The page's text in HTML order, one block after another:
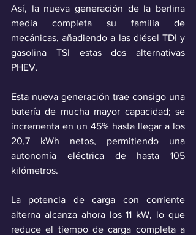
Así, la nueva generación de la berlina
media completa su familia de
mecánicas, añadiendo a las diésel TDI y
gasolina TSI estas dos alternativas
PHEV.
Esta nueva generación trae consigo una
batería de mucha mayor capacidad; se
incrementa en un 45% hasta llegar a los
20,7 kWh netos, permitiendo una
autonomía eléctrica de hasta 105
kilómetros.
La potencia de carga con corriente
alterna alcanza ahora los 11 kW, lo que
reduce el tiempo de carga completa a